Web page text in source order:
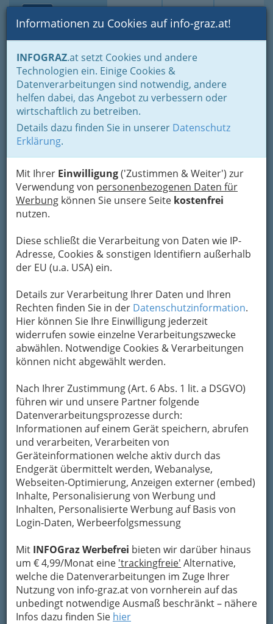
Suche Login Toggle
Informationen zu Cookies auf info-graz.at!
INFOGRAZ.at setzt Cookies und andere
Technologien ein. Einige Cookies &
Datenverarbeitungen sind notwendig, andere
helfen dabei, das Angebot zu verbessern oder
wirtschaftlich zu betreiben.
Details dazu finden Sie in unserer Datenschutz
Erklärung.
Mit Ihrer Einwilligung('Zustimmen & Weiter') zur
Verwendung von personenbezogenen Daten für
Werbung können Sie unsere Seite kostenfrei
nutzen.
Diese schließt die Verarbeitung von Daten wie IP-
Adresse, Cookies & sonstigen Identifiern außerhalb
der EU (u.a. USA) ein.
Details zur Verarbeitung Ihrer Daten und Ihren
Rechten finden Sie in der Datenschutzinformation.
Hier können Sie Ihre Einwilligung jederzeit
widerrufen sowie einzelne Verarbeitungszwecke
abwählen. Notwendige Cookies & Verarbeitungen
können nicht abgewählt werden.
Nach Ihrer Zustimmung (Art. 6 Abs. 1 lit. a DSGVO)
führen wir und unsere Partner folgende
Datenverarbeitungsprozesse durch:
Informationen auf einem Gerät speichern, abrufen
und verarbeiten, Verarbeiten von
Geräteinformationen welche aktiv durch das
Endgerät übermittelt werden, Webanalyse,
Webseiten-Optimierung, Anzeigen externer (embed)
Inhalte, Personalisierung von Werbung und
Inhalten, Personalisierte Werbung auf Basis von
Login-Daten, Werbeerfolgsmessung
Mit INFOGraz Werbefrei bieten wir darüber hinaus
um € 4,99/Monat eine 'trackingfreie' Alternative,
welche die Datenverarbeitungen im Zuge Ihrer
Nutzung von info-graz.at von vornherein auf das
unbedingt notwendige Ausmaß beschränkt – nähere
Infos dazu finden Sie hier
Home Fotos Alles, was wir fotografiert haben, chronologisch
Fotos vom Brunch Talk
Größere Bilder oder Fotos
ohne Logo?
Lesen Sie bitte die Bedingungen (CC BY-NC-SA
2.0). Im Zweifelsfall schicken Sie uns einMail
Brunch Talk im Grazer Kunstverein und Ausstellungseröffnung
am 10. Juni 2016 - 001
Previous Next
Grazer Kunstverein
Ausstellungseröffnung 10. Juni
2016
Fotos vomBrunch Talkim Grazer
Kunstverein
Dass in Graz auch die Kunst neben
Sportveranstaltungen und Fußball den
Veranstaltungskalender mit Ausstellungen
und
Terminen bereichert, beruhigt, erfreut und
beflügelt uns. Mit einem „Brunch Talk“ wurde
eine interessante sowie auch internationale
Ausstellung imKunstverein Grazdokumentiert.